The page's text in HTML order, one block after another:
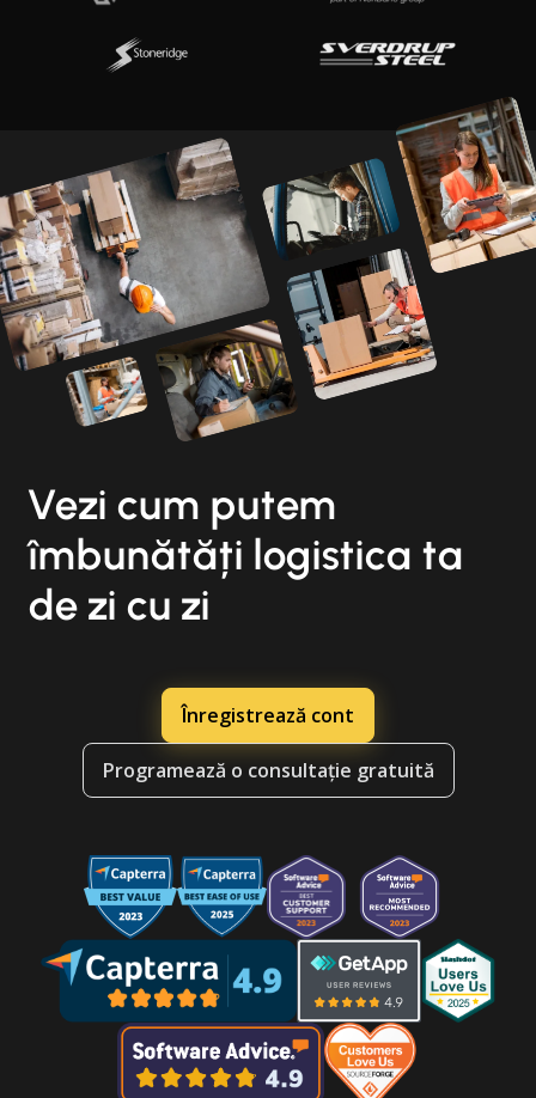
Vezi cum putem
îmbunătăți logistica ta
de zi cu zi
Înregistrează cont
Programează o consultație gratuită